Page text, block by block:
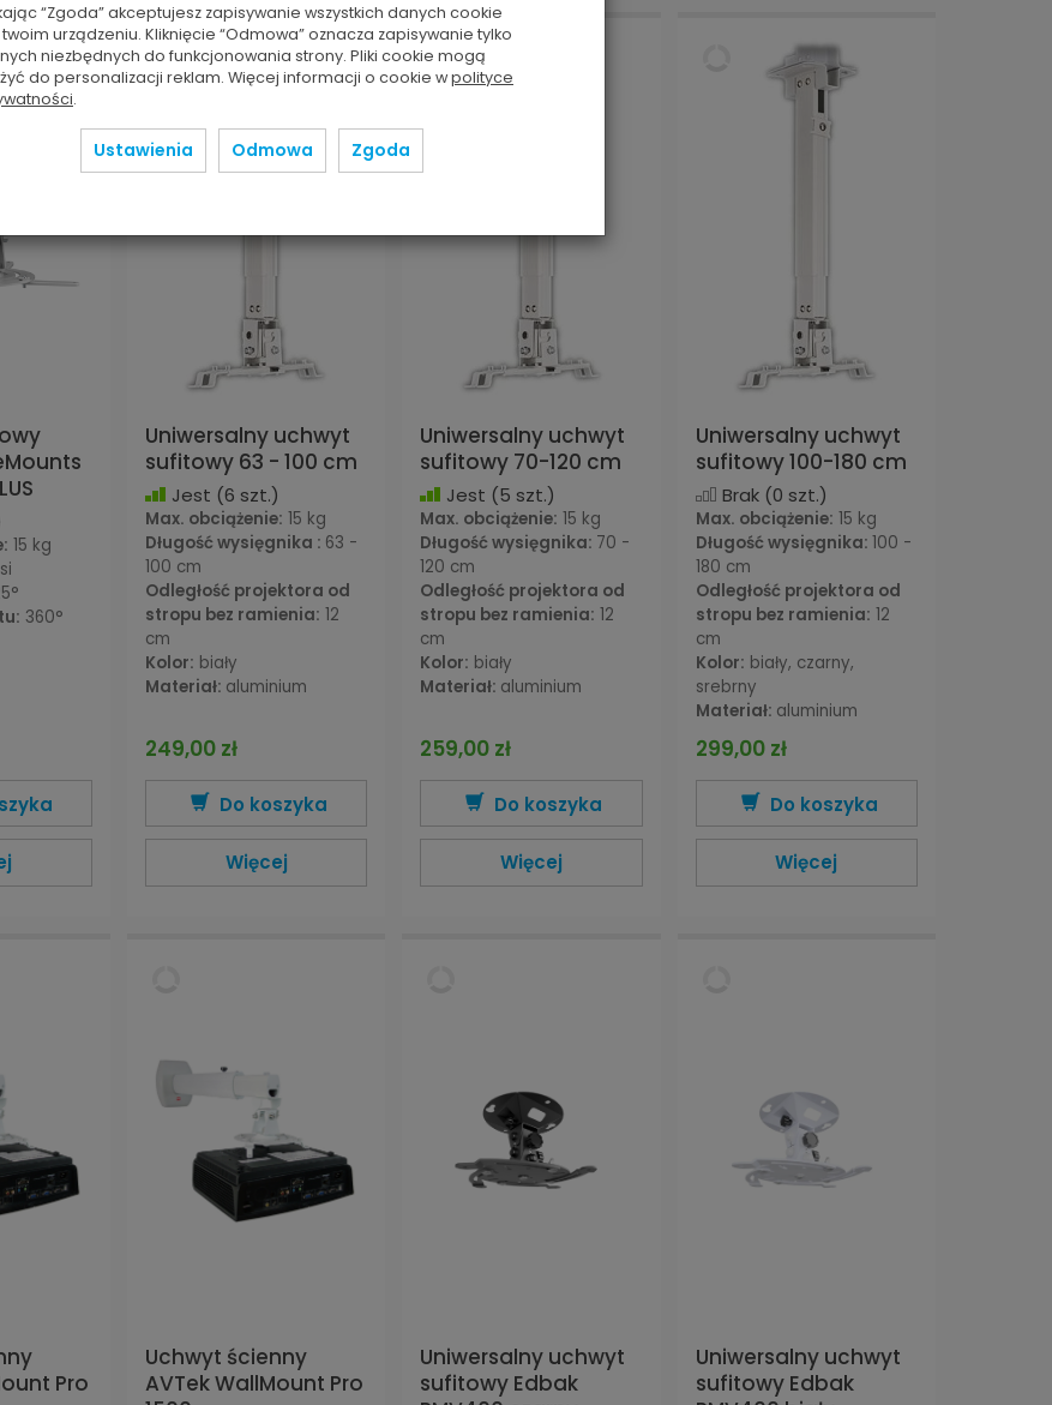
15 kg
360°
Uniwersalny uchwyt
sufitowy 63 - 100 cm
Jest (6 szt.)
Max. obciążenie: 15 kg
Długość wysięgnika : 63 -
100 cm
Odległość projektora od
stropu bez ramienia: 12
cm
Kolor: biały
Materiał: aluminium
249,00 zł
Do koszyka
Więcej
Uniwersalny uchwyt
sufitowy 70-120 cm
Jest (5 szt.)
Max. obciążenie: 15 kg
Długość wysięgnika: 70 -
120 cm
Odległość projektora od
stropu bez ramienia: 12
cm
Kolor: biały
Materiał: aluminium
259,00 zł
Do koszyka
Więcej
Uniwersalny uchwyt
sufitowy 100-180 cm
Brak(0 szt.)
Max. obciążenie: 15 kg
Długość wysięgnika: 100 -
180 cm
Odległość projektora od
stropu bez ramienia: 12
cm
Kolor: biały, czarny,
srebrny
Materiał: aluminium
299,00 zł
Do koszyka
Więcej
Pro
Uchwyt ścienny
AVTek WallMount Pro
Uniwersalny uchwyt
sufitowy Edbak
Uniwersalny uchwyt
sufitowy Edbak
“Zgoda” akceptujesz zapisywanie wszystkich danych cookie
urządzeniu. Kliknięcie “Odmowa” oznacza zapisywanie tylko
niezbędnych do funkcjonowania strony. Pliki cookie mogą
do personalizacji reklam. Więcej informacji o cookie wpolityce
.
Ustawienia Odmowa Zgoda